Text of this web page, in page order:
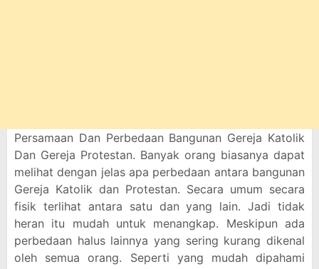
Persamaan Dan Perbedaan Bangunan Gereja Katolik
Dan Gereja Protestan. Banyak orang biasanya dapat
melihat dengan jelas apa perbedaan antara bangunan
Gereja Katolik dan Protestan. Secara umum secara
fisik terlihat antara satu dan yang lain. Jadi tidak
heran itu mudah untuk menangkap. Meskipun ada
perbedaan halus lainnya yang sering kurang dikenal
oleh semua orang. Seperti yang mudah dipahami